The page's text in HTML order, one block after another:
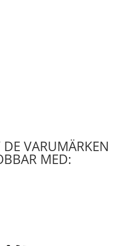
VARUMÄRKEN
MED: